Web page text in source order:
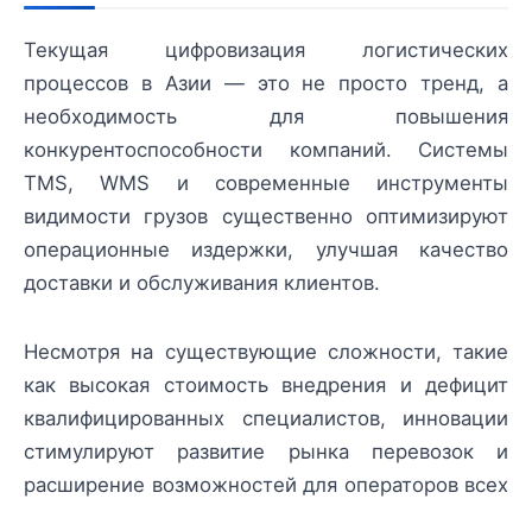
Текущая цифровизация логистических
процессов в Азии — это не просто тренд, а
необходимость для повышения
конкурентоспособности компаний. Системы
TMS, WMS и современные инструменты
видимости грузов существенно оптимизируют
операционные издержки, улучшая качество
доставки и обслуживания клиентов.
Несмотря на существующие сложности, такие
как высокая стоимость внедрения и дефицит
квалифицированных специалистов, инновации
стимулируют развитие рынка перевозок и
расширение возможностей для операторов всех